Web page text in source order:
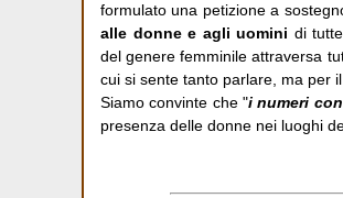
formulato una petizione a
alle donne e agli uomini di
del genere femminile attraversa
cui si sente tanto parlare, ma per
Siamo convinte che "i numeri
presenza delle donne nei luoghi